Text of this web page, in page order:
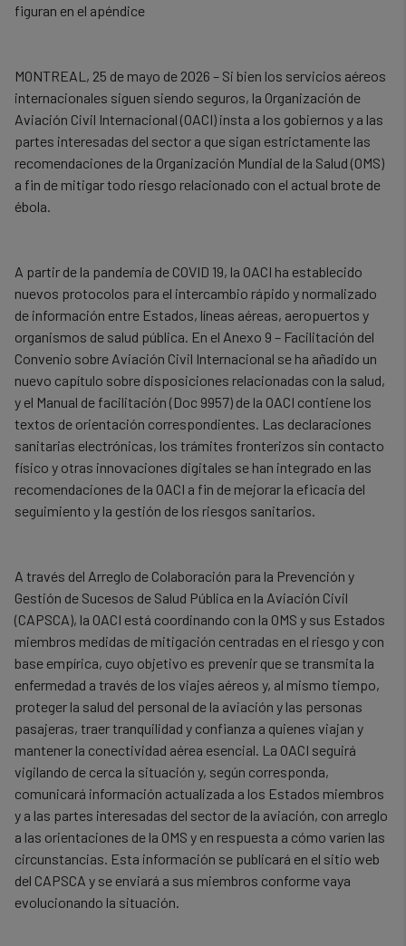
figuran en el apéndice
MONTREAL, 25 de mayo de 2026 – Si bien los servicios aéreos
internacionales siguen siendo seguros, la Organización de
Aviación Civil Internacional (OACI) insta a los gobiernos y a las
partes interesadas del sector a que sigan estrictamente las
recomendaciones de la Organización Mundial de la Salud (OMS)
a fin de mitigar todo riesgo relacionado con el actual brote de
ébola.
A partir de la pandemia de COVID 19, la OACI ha establecido
nuevos protocolos para el intercambio rápido y normalizado
de información entre Estados, líneas aéreas, aeropuertos y
organismos de salud pública. En el Anexo 9 – Facilitación del
Convenio sobre Aviación Civil Internacional se ha añadido un
nuevo capítulo sobre disposiciones relacionadas con la salud,
y el Manual de facilitación (Doc 9957) de la OACI contiene los
textos de orientación correspondientes. Las declaraciones
sanitarias electrónicas, los trámites fronterizos sin contacto
físico y otras innovaciones digitales se han integrado en las
recomendaciones de la OACI a fin de mejorar la eficacia del
seguimiento y la gestión de los riesgos sanitarios.
A través del Arreglo de Colaboración para la Prevención y
Gestión de Sucesos de Salud Pública en la Aviación Civil
(CAPSCA), la OACI está coordinando con la OMS y sus Estados
miembros medidas de mitigación centradas en el riesgo y con
base empírica, cuyo objetivo es prevenir que se transmita la
enfermedad a través de los viajes aéreos y, al mismo tiempo,
proteger la salud del personal de la aviación y las personas
pasajeras, traer tranquilidad y confianza a quienes viajan y
mantener la conectividad aérea esencial. La OACI seguirá
vigilando de cerca la situación y, según corresponda,
comunicará información actualizada a los Estados miembros
y a las partes interesadas del sector de la aviación, con arreglo
a las orientaciones de la OMS y en respuesta a cómo varíen las
circunstancias. Esta información se publicará en el sitio web
del CAPSCA y se enviará a sus miembros conforme vaya
evolucionando la situación.